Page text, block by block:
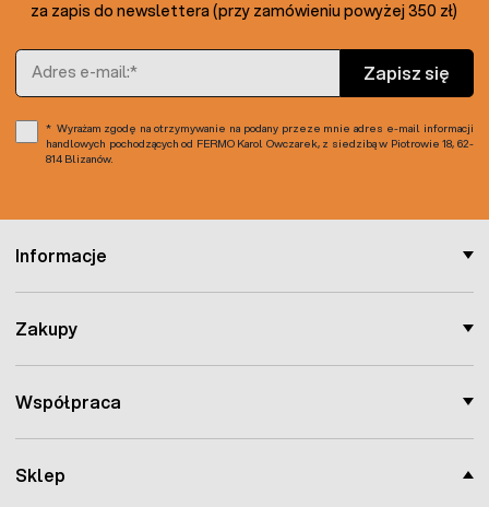
Sklep
Informacje
Zakupy
Współpraca
za zapis do newslettera (przy zamówieniu powyżej 350 zł)
Adres e-mail
Zapisz się
Wyrażam zgodę na otrzymywanie na podany przeze mnie adres e-mail informacji
handlowych pochodzących od FERMO Karol Owczarek, z siedzibą w Piotrowie 18, 62-
814 Blizanów.